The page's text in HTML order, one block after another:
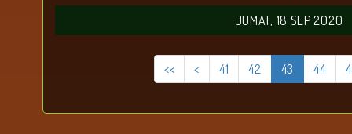
JUMAT, 18 SEP 2020
<< < 41 42 43 44